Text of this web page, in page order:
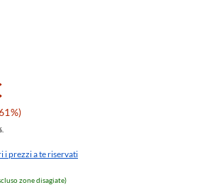
i prezzi a te riservati
zone disagiate)